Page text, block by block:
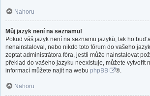
Nahoru
Můj jazyk není na seznamu!
Pokud váš jazyk není na seznamu jazyků, tak ho buď
nenainstaloval, nebo nikdo toto fórum do vašeho
zeptat administrátora fóra, jestli může nainstalovat
překlad do vašeho jazyku neexistuje, můžete vytvořit
informací můžete najít na webu phpBB ®.
Nahoru